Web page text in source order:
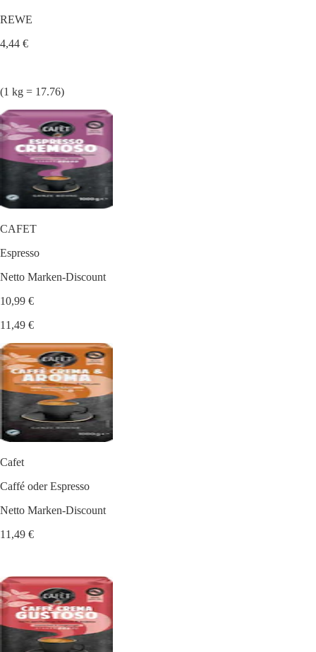
REWE
4,44 €
(1 kg = 17.76)
CAFET
Espresso
Netto Marken-Discount
10,99 €
11,49 €
Cafet
Caffé oder Espresso
Netto Marken-Discount
11,49 €